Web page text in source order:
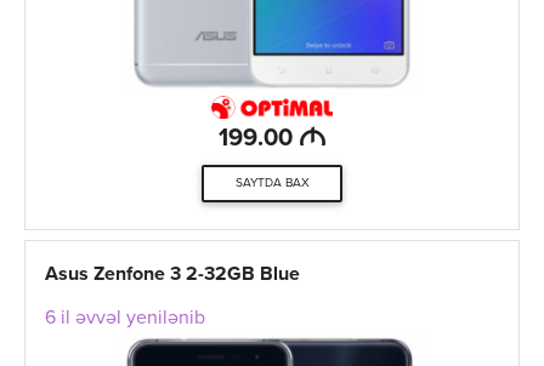
199.00 M
SAYTDA BAX
Asus Zenfone 3 2-32GB Blue
6 il əvvəl yenilənib